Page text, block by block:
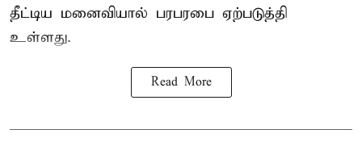
தீட்டிய மனைவியால் பரபரபை ஏற்படுத்தி
உள்ளது.
Read More